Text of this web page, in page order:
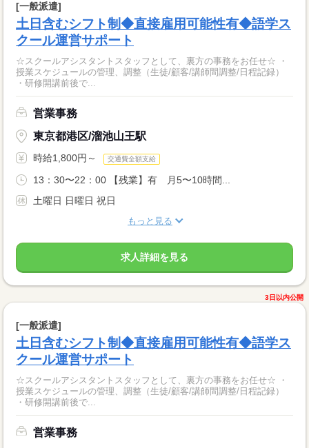
[一般派遣]
土日含むシフト制◆直接雇用可能性有◆語学ス
クール運営サポート
☆スクールアシスタントスタッフとして、裏方の事務をお任せ☆ ・
授業スケジュールの管理、調整（生徒/顧客/講師間調整/日程記録）
・研修開講前後で...
営業事務
東京都港区/溜池山王駅
時給1,800円～ 交通費全額支給
13：30〜22：00 【残業】有 月5〜10時間...
土曜日 日曜日 祝日
もっと見る
求人詳細を見る
3日以内公開
[一般派遣]
土日含むシフト制◆直接雇用可能性有◆語学ス
クール運営サポート
☆スクールアシスタントスタッフとして、裏方の事務をお任せ☆ ・
授業スケジュールの管理、調整（生徒/顧客/講師間調整/日程記録）
・研修開講前後で...
営業事務